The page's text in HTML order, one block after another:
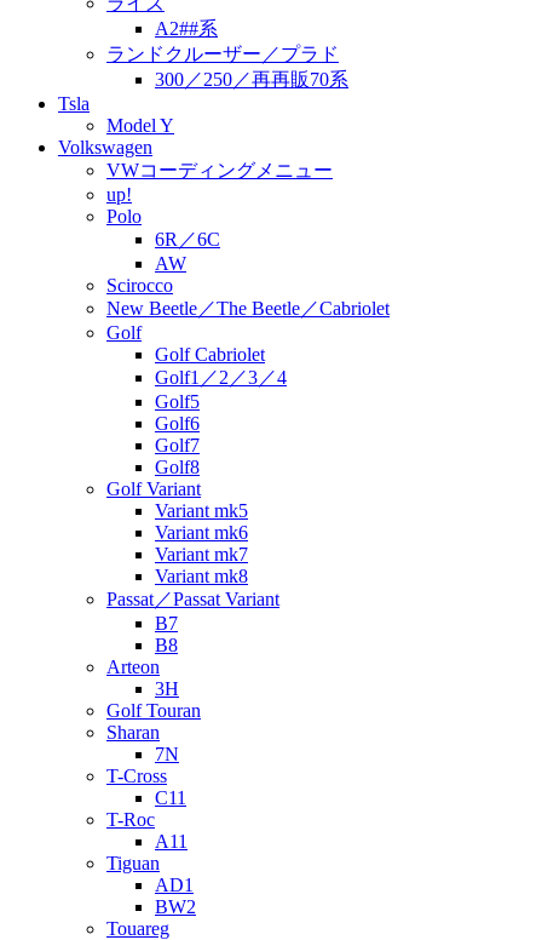
A2##系
ランドクルーザー／プラド
300／250／再再販70系
Tsla
Model Y
Volkswagen
VWコーディングメニュー
up!
Polo
6R／6C
AW
Scirocco
New Beetle／The Beetle／Cabriolet
Golf
Golf Cabriolet
Golf1／2／3／4
Golf5
Golf6
Golf7
Golf8
Golf Variant
Variant mk5
Variant mk6
Variant mk7
Variant mk8
Passat／Passat Variant
B7
B8
Arteon
3H
Golf Touran
Sharan
7N
T-Cross
C11
T-Roc
A11
Tiguan
AD1
BW2
Touareg